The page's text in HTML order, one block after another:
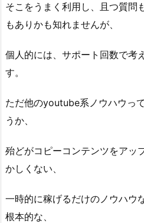
そこをうまく利用し、且つ質問
もありかも知れませんが、
個人的には、サポート回数で考
す。
ただ他のyoutube系ノウハウっ
うか、
殆どがコピーコンテンツをアッ
かしくない、
一時的に稼げるだけのノウハウ
根本的な、